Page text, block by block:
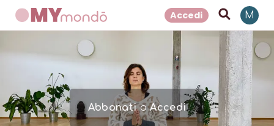
Accedi M
AbbonatioAccedi